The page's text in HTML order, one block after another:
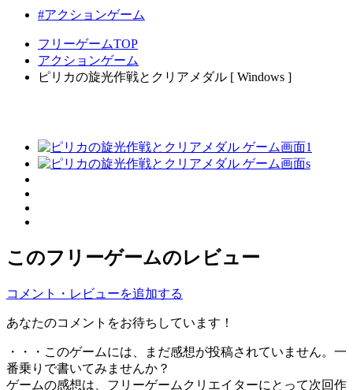
#アクションゲーム
フリーゲームTOP
アクションゲーム
ピリカの旋光作戦とクリアメダル [ Windows ]
このフリーゲームのレビュー
コメント・レビューを追加する
あなたのコメントをお待ちしています！
・・・このゲームには、まだ感想が投稿されていません。一
番乗りで書いてみませんか？
ゲームの感想は、フリーゲームクリエイターにとって次回作